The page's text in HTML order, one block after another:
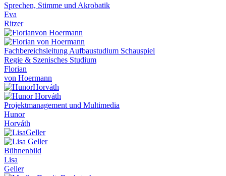
Sprechen, Stimme und Akrobatik
Eva
Ritzer
Fachbereichsleitung Aufbaustudium Schauspiel
Regie & Szenisches Studium
Florian
von Hoermann
Projektmanagement und Multimedia
Hunor
Horváth
Bühnenbild
Lisa
Geller